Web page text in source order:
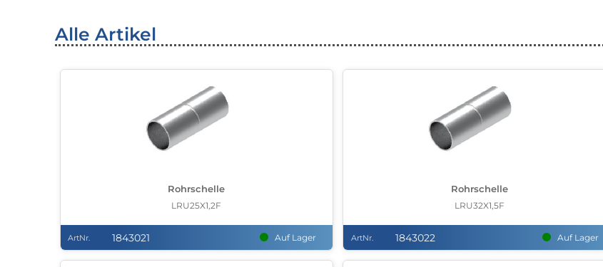
Alle Artikel
Rohrschelle
LRU25X1,2F
ArtNr. 1843021 Auf Lager
Rohrschelle
LRU32X1,5F
ArtNr. 1843022 Auf Lager